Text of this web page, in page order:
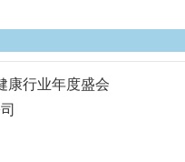
康行业年度盛会